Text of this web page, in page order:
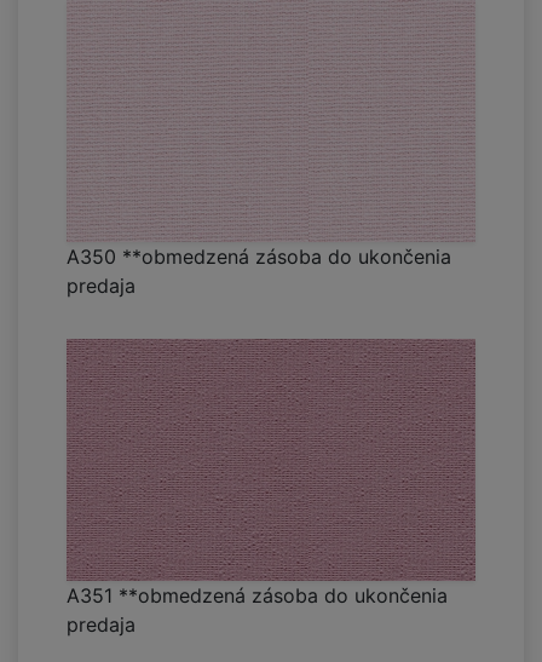
A350 **obmedzená zásoba do ukončenia
predaja
A351 **obmedzená zásoba do ukončenia
predaja